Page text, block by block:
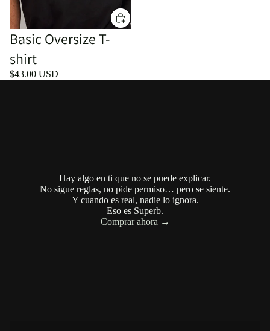
Basic Oversize T-
shirt
$43.00 USD
Hay algo en ti que no se puede explicar.
No sigue reglas, no pide permiso… pero se siente.
Y cuando es real, nadie lo ignora.
Eso es Superb.
Comprar ahora →